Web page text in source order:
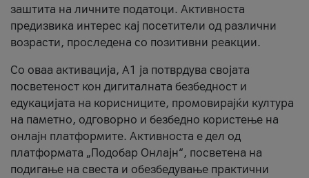
заштита на личните податоци. Активноста
предизвика интерес кај посетители од различни
возрасти, проследена со позитивни реакции.
Со оваа активација, А1 ја потврдува својата
посветеност кон дигиталната безбедност и
едукацијата на корисниците, промовирајќи култура
на паметно, одговорно и безбедно користење на
онлајн платформите. Активноста е дел од
платформата „Подобар Онлајн“, посветена на
подигање на свеста и обезбедување практични